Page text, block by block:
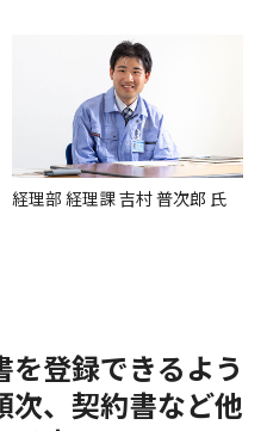
経理部 経理課 吉村 普次郎 氏
登録できるよう
次、契約書など他